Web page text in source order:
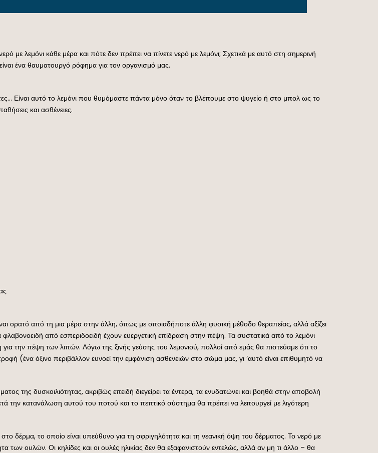
με λεμόνι κάθε μέρα και πότε δεν πρέπει να πίνετε νερό με λεμόνι; Σχετικά με αυτό στη σημερινή
ένα θαυματουργό ρόφημα για τον οργανισμό μας.
Είναι αυτό το λεμόνι που θυμόμαστε πάντα μόνο όταν το βλέπουμε στο ψυγείο ή στο μπολ ως το
και ασθένειες.
ορατό από τη μια μέρα στην άλλη, όπως με οποιαδήποτε άλλη φυσική μέθοδο θεραπείας, αλλά αξίζει
από εσπεριδοειδή έχουν ευεργετική επίδραση στην πέψη. Τα συστατικά από το λεμόνι
για την πέψη των λιπών. Λόγω της ξινής γεύσης του λεμονιού, πολλοί από εμάς θα πιστεύαμε ότι το
(ένα όξινο περιβάλλον ευνοεί την εμφάνιση ασθενειών στο σώμα μας, γι ‘αυτό είναι επιθυμητό να
της δυσκοιλιότητας, ακριβώς επειδή διεγείρει τα έντερα, τα ενυδατώνει και βοηθά στην αποβολή
κατανάλωση αυτού του ποτού και το πεπτικό σύστημα θα πρέπει να λειτουργεί με λιγότερη
δέρμα, το οποίο είναι υπεύθυνο για τη σφριγηλότητα και τη νεανική όψη του δέρματος. Το νερό με
ουλών. Οι κηλίδες και οι ουλές ηλικίας δεν θα εξαφανιστούν εντελώς, αλλά αν μη τι άλλο – θα